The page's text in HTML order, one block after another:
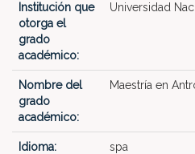
Institución que
otorga el
grado
académico:
Universidad
Nombre del
grado
académico:
Maestría en
Idioma: spa